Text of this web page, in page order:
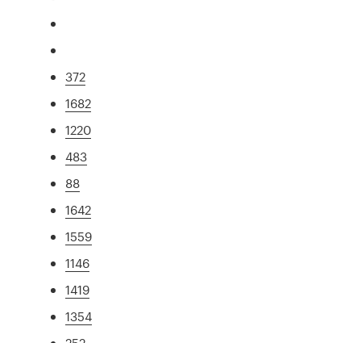
372
1682
1220
483
88
1642
1559
1146
1419
1354